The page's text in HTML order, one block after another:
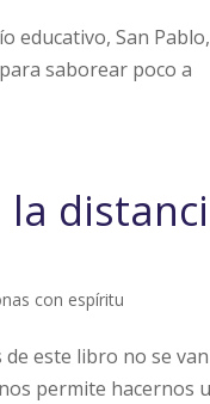
educativo, San Pablo,
saborear poco a
la
con espíritu
de este libro no se
permite hacernos